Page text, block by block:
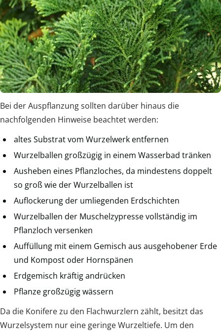
Bei der Auspflanzung sollten darüber hinaus die
nachfolgenden Hinweise beachtet werden:
altes Substrat vom Wurzelwerk entfernen
Wurzelballen großzügig in einem Wasserbad tränken
Ausheben eines Pflanzloches, da mindestens doppelt
so groß wie der Wurzelballen ist
Auflockerung der umliegenden Erdschichten
Wurzelballen der Muschelzypresse vollständig im
Pflanzloch versenken
Auffüllung mit einem Gemisch aus ausgehobener Erde
und Kompost oder Hornspänen
Erdgemisch kräftig andrücken
Pflanze großzügig wässern
Da die Konifere zu den Flachwurzlern zählt, besitzt das
Wurzelsystem nur eine geringe Wurzeltiefe. Um den